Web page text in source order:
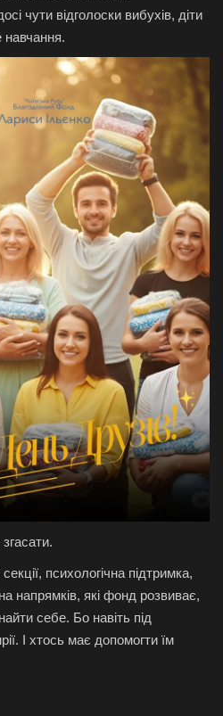
чути відголоски вибухів, діти
навчання.
психологічна підтримка,
напрямків, які фонд розвиває,
себе. Бо навіть під
І хтось має допомогти їм